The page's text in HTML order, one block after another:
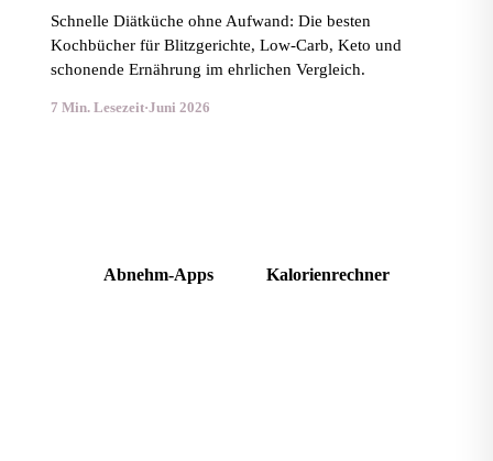
Schnelle Diätküche ohne Aufwand: Die besten
Kochbücher für Blitzgerichte, Low-Carb, Keto und
schonende Ernährung im ehrlichen Vergleich.
7 Min. Lesezeit·Juni 2026
Abnehm-Apps Kalorienrechner